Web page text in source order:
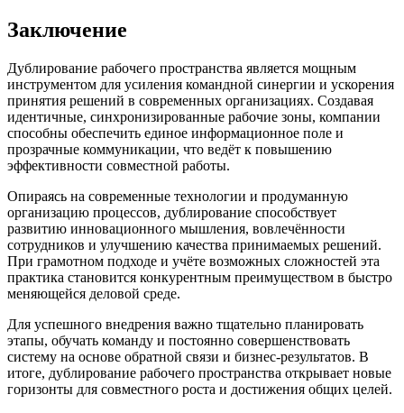
Заключение
Дублирование рабочего пространства является мощным
инструментом для усиления командной синергии и ускорения
принятия решений в современных организациях. Создавая
идентичные, синхронизированные рабочие зоны, компании
способны обеспечить единое информационное поле и
прозрачные коммуникации, что ведёт к повышению
эффективности совместной работы.
Опираясь на современные технологии и продуманную
организацию процессов, дублирование способствует
развитию инновационного мышления, вовлечённости
сотрудников и улучшению качества принимаемых решений.
При грамотном подходе и учёте возможных сложностей эта
практика становится конкурентным преимуществом в быстро
меняющейся деловой среде.
Для успешного внедрения важно тщательно планировать
этапы, обучать команду и постоянно совершенствовать
систему на основе обратной связи и бизнес-результатов. В
итоге, дублирование рабочего пространства открывает новые
горизонты для совместного роста и достижения общих целей.